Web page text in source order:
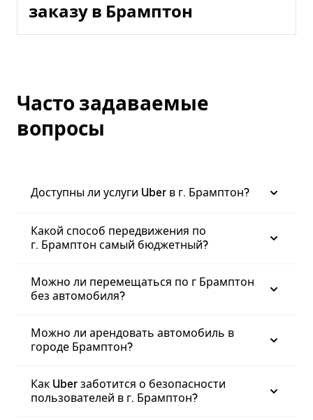
заказу в Брамптон
Часто задаваемые
вопросы
Доступны ли услуги Uber в г. Брамптон?
Какой способ передвижения по
г. Брамптон самый бюджетный?
Можно ли перемещаться по г Брамптон
без автомобиля?
Можно ли арендовать автомобиль в
городе Брамптон?
Как Uber заботится о безопасности
пользователей в г. Брамптон?